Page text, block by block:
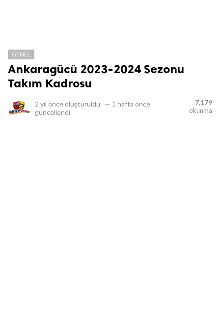
GENEL
Ankaragücü 2023-2024 Sezonu
Takım Kadrosu
2 yıl önce oluşturuldu. — 1 hafta önce
güncellendi
7,179
okunma